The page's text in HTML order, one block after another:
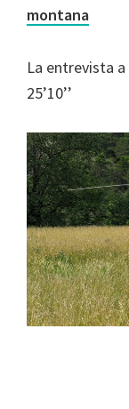
montana
La entrevista a
25’10’’